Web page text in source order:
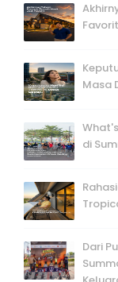
Favorit
Masa
di
Dari